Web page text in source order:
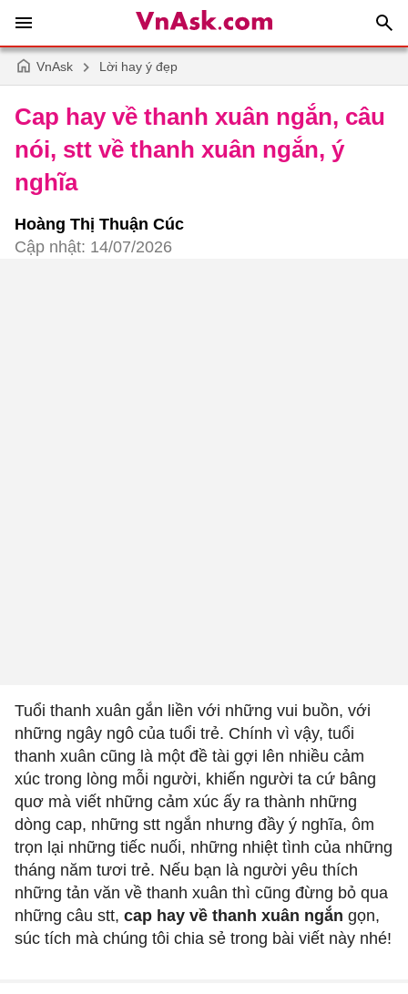
VnAsk Lời hay ý đẹp
Cap hay về thanh xuân ngắn, câu
nói, stt về thanh xuân ngắn, ý
nghĩa
Hoàng Thị Thuận Cúc
Cập nhật: 14/07/2026
Tuổi thanh xuân gắn liền với những vui buồn, với
những ngây ngô của tuổi trẻ. Chính vì vậy, tuổi
thanh xuân cũng là một đề tài gợi lên nhiều cảm
xúc trong lòng mỗi người, khiến người ta cứ bâng
quơ mà viết những cảm xúc ấy ra thành những
dòng cap, những stt ngắn nhưng đầy ý nghĩa, ôm
trọn lại những tiếc nuối, những nhiệt tình của những
tháng năm tươi trẻ. Nếu bạn là người yêu thích
những tản văn về thanh xuân thì cũng đừng bỏ qua
những câu stt, cap hay về thanh xuân ngắn gọn,
súc tích mà chúng tôi chia sẻ trong bài viết này nhé!